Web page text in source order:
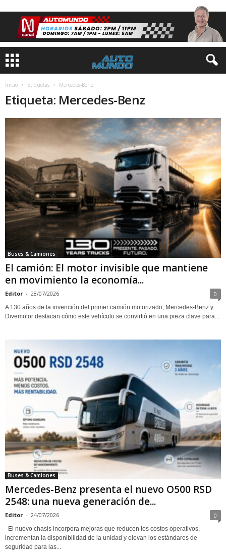
Inicio Etiquetas Mercedes-Benz
Etiqueta: Mercedes-Benz
Buses & Camiones
El camión: El motor invisible que mantiene
en movimiento la economía...
Editor - 28/07/2026 0
A 130 años de la invención del primer camión motorizado, Mercedes-Benz y
Divemotor destacan cómo este vehículo se convirtió en una pieza clave para...
Buses & Camiones
Mercedes-Benz presenta el nuevo O500 RSD
2548: una nueva generación de...
Editor - 24/07/2026 0
El nuevo chasis incorpora mejoras que reducen los costos operativos,
incrementan la disponibilidad de la unidad y elevan los estándares de
seguridad para las...